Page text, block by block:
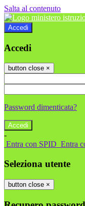
Salta al contenuto
Accedi
Accedi
button close ×
Password dimenticata?
-
Entra con SPID Entra
Seleziona utente
button close ×